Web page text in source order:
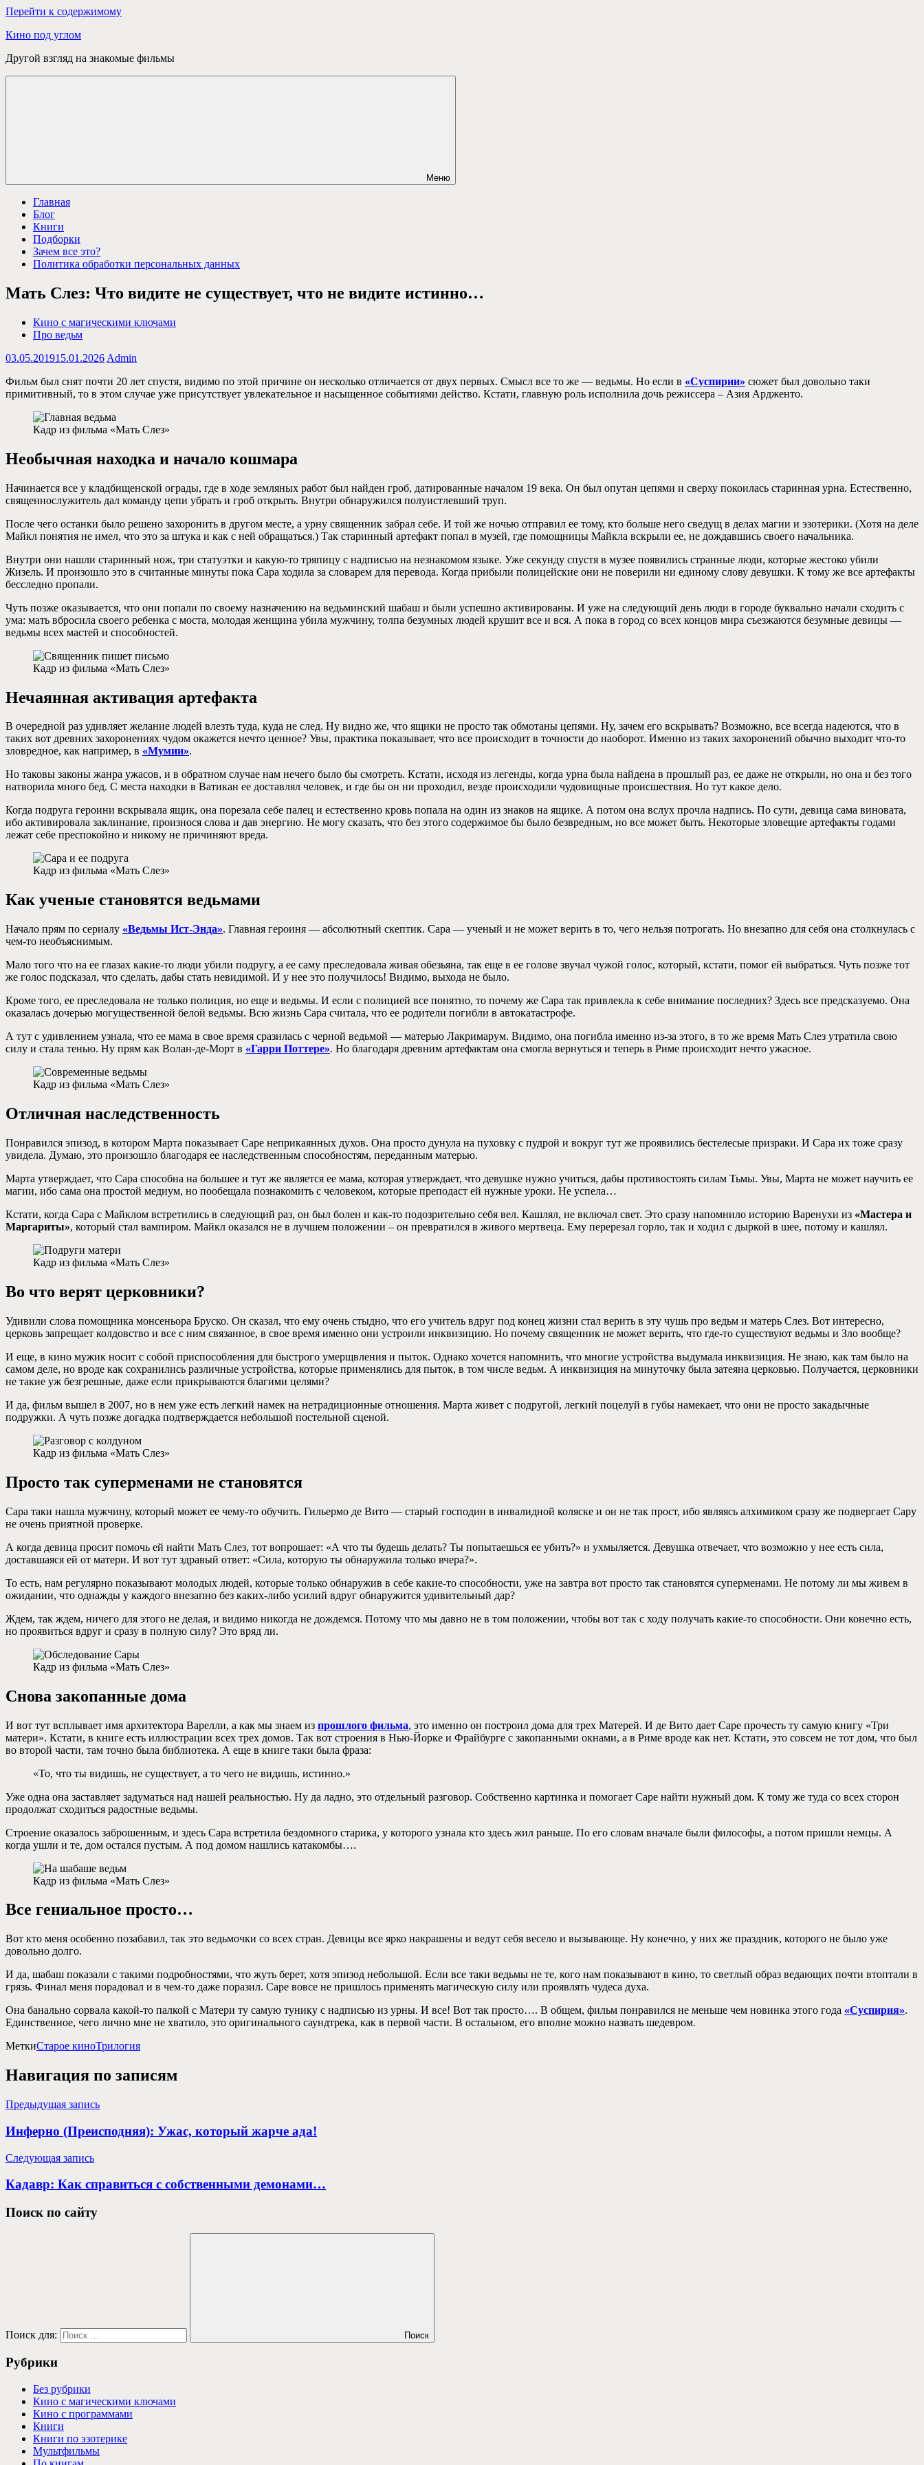
Перейти к содержимому
Кино под углом
Другой взгляд на знакомые фильмы
Меню
Главная
Блог
Книги
Подборки
Зачем все это?
Политика обработки персональных данных
Мать Слез: Что видите не существует, что не видите истинно…
Кино с магическими ключами
Про ведьм
03.05.201915.01.2026 Admin
Фильм был снят почти 20 лет спустя, видимо по этой причине он несколько отличается от двух первых. Смысл все то же — ведьмы. Но если в «Суспирии» сюжет был довольно таки
примитивный, то в этом случае уже присутствует увлекательное и насыщенное событиями действо. Кстати, главную роль исполнила дочь режиссера – Азия Ардженто.
Кадр из фильма «Мать Слез»
Необычная находка и начало кошмара
Начинается все у кладбищенской ограды, где в ходе земляных работ был найден гроб, датированные началом 19 века. Он был опутан цепями и сверху покоилась старинная урна. Естественно,
священнослужитель дал команду цепи убрать и гроб открыть. Внутри обнаружился полуистлевший труп.
После чего останки было решено захоронить в другом месте, а урну священник забрал себе. И той же ночью отправил ее тому, кто больше него сведущ в делах магии и эзотерики. (Хотя на деле
Майкл понятия не имел, что это за штука и как с ней обращаться.) Так старинный артефакт попал в музей, где помощницы Майкла вскрыли ее, не дождавшись своего начальника.
Внутри они нашли старинный нож, три статуэтки и какую-то тряпицу с надписью на незнакомом языке. Уже секунду спустя в музее появились странные люди, которые жестоко убили
Жизель. И произошло это в считанные минуты пока Сара ходила за словарем для перевода. Когда прибыли полицейские они не поверили ни единому слову девушки. К тому же все артефакты
бесследно пропали.
Чуть позже оказывается, что они попали по своему назначению на ведьминский шабаш и были успешно активированы. И уже на следующий день люди в городе буквально начали сходить с
ума: мать вбросила своего ребенка с моста, молодая женщина убила мужчину, толпа безумных людей крушит все и вся. А пока в город со всех концов мира съезжаются безумные девицы —
ведьмы всех мастей и способностей.
Кадр из фильма «Мать Слез»
Нечаянная активация артефакта
В очередной раз удивляет желание людей влезть туда, куда не след. Ну видно же, что ящики не просто так обмотаны цепями. Ну, зачем его вскрывать? Возможно, все всегда надеются, что в
таких вот древних захоронениях чудом окажется нечто ценное? Увы, практика показывает, что все происходит в точности до наоборот. Именно из таких захоронений обычно выходит что-то
зловредное, как например, в «Мумии».
Но таковы законы жанра ужасов, и в обратном случае нам нечего было бы смотреть. Кстати, исходя из легенды, когда урна была найдена в прошлый раз, ее даже не открыли, но она и без того
натворила много бед. С места находки в Ватикан ее доставлял человек, и где бы он ни проходил, везде происходили чудовищные происшествия. Но тут какое дело.
Когда подруга героини вскрывала ящик, она порезала себе палец и естественно кровь попала на один из знаков на ящике. А потом она вслух прочла надпись. По сути, девица сама виновата,
ибо активировала заклинание, произнося слова и дав энергию. Не могу сказать, что без этого содержимое бы было безвредным, но все может быть. Некоторые зловещие артефакты годами
лежат себе преспокойно и никому не причиняют вреда.
Кадр из фильма «Мать Слез»
Как ученые становятся ведьмами
Начало прям по сериалу «Ведьмы Ист-Энда». Главная героиня — абсолютный скептик. Сара — ученый и не может верить в то, чего нельзя потрогать. Но внезапно для себя она столкнулась с
чем-то необъяснимым.
Мало того что на ее глазах какие-то люди убили подругу, а ее саму преследовала живая обезьяна, так еще в ее голове звучал чужой голос, который, кстати, помог ей выбраться. Чуть позже тот
же голос подсказал, что сделать, дабы стать невидимой. И у нее это получилось! Видимо, выхода не было.
Кроме того, ее преследовала не только полиция, но еще и ведьмы. И если с полицией все понятно, то почему же Сара так привлекла к себе внимание последних? Здесь все предсказуемо. Она
оказалась дочерью могущественной белой ведьмы. Всю жизнь Сара считала, что ее родители погибли в автокатастрофе.
А тут с удивлением узнала, что ее мама в свое время сразилась с черной ведьмой — матерью Лакримарум. Видимо, она погибла именно из-за этого, в то же время Мать Слез утратила свою
силу и стала тенью. Ну прям как Волан-де-Морт в «Гарри Поттере». Но благодаря древним артефактам она смогла вернуться и теперь в Риме происходит нечто ужасное.
Кадр из фильма «Мать Слез»
Отличная наследственность
Понравился эпизод, в котором Марта показывает Саре неприкаянных духов. Она просто дунула на пуховку с пудрой и вокруг тут же проявились бестелесые призраки. И Сара их тоже сразу
увидела. Думаю, это произошло благодаря ее наследственным способностям, переданным матерью.
Марта утверждает, что Сара способна на большее и тут же является ее мама, которая утверждает, что девушке нужно учиться, дабы противостоять силам Тьмы. Увы, Марта не может научить ее
магии, ибо сама она простой медиум, но пообещала познакомить с человеком, которые преподаст ей нужные уроки. Не успела…
Кстати, когда Сара с Майклом встретились в следующий раз, он был болен и как-то подозрительно себя вел. Кашлял, не включал свет. Это сразу напомнило историю Варенухи из «Мастера и
Маргариты», который стал вампиром. Майкл оказался не в лучшем положении – он превратился в живого мертвеца. Ему перерезал горло, так и ходил с дыркой в шее, потому и кашлял.
Кадр из фильма «Мать Слез»
Во что верят церковники?
Удивили слова помощника монсеньора Бруско. Он сказал, что ему очень стыдно, что его учитель вдруг под конец жизни стал верить в эту чушь про ведьм и матерь Слез. Вот интересно,
церковь запрещает колдовство и все с ним связанное, в свое время именно они устроили инквизицию. Но почему священник не может верить, что где-то существуют ведьмы и Зло вообще?
И еще, в кино мужик носит с собой приспособления для быстрого умерщвления и пыток. Однако хочется напомнить, что многие устройства выдумала инквизиция. Не знаю, как там было на
самом деле, но вроде как сохранились различные устройства, которые применялись для пыток, в том числе ведьм. А инквизиция на минуточку была затеяна церковью. Получается, церковники
не такие уж безгрешные, даже если прикрываются благими целями?
И да, фильм вышел в 2007, но в нем уже есть легкий намек на нетрадиционные отношения. Марта живет с подругой, легкий поцелуй в губы намекает, что они не просто закадычные
подружки. А чуть позже догадка подтверждается небольшой постельной сценой.
Кадр из фильма «Мать Слез»
Просто так суперменами не становятся
Сара таки нашла мужчину, который может ее чему-то обучить. Гильермо де Вито — старый господин в инвалидной коляске и он не так прост, ибо являясь алхимиком сразу же подвергает Сару
не очень приятной проверке.
А когда девица просит помочь ей найти Мать Слез, тот вопрошает: «А что ты будешь делать? Ты попытаешься ее убить?» и ухмыляется. Девушка отвечает, что возможно у нее есть сила,
доставшаяся ей от матери. И вот тут здравый ответ: «Сила, которую ты обнаружила только вчера?».
То есть, нам регулярно показывают молодых людей, которые только обнаружив в себе какие-то способности, уже на завтра вот просто так становятся суперменами. Не потому ли мы живем в
ожидании, что однажды у каждого внезапно без каких-либо усилий вдруг обнаружится удивительный дар?
Ждем, так ждем, ничего для этого не делая, и видимо никогда не дождемся. Потому что мы давно не в том положении, чтобы вот так с ходу получать какие-то способности. Они конечно есть,
но проявиться вдруг и сразу в полную силу? Это вряд ли.
Кадр из фильма «Мать Слез»
Снова закопанные дома
И вот тут всплывает имя архитектора Варелли, а как мы знаем из прошлого фильма, это именно он построил дома для трех Матерей. И де Вито дает Саре прочесть ту самую книгу «Три
матери». Кстати, в книге есть иллюстрации всех трех домов. Так вот строения в Нью-Йорке и Фрайбурге с закопанными окнами, а в Риме вроде как нет. Кстати, это совсем не тот дом, что был
во второй части, там точно была библиотека. А еще в книге таки была фраза:
«То, что ты видишь, не существует, а то чего не видишь, истинно.»
Уже одна она заставляет задуматься над нашей реальностью. Ну да ладно, это отдельный разговор. Собственно картинка и помогает Саре найти нужный дом. К тому же туда со всех сторон
продолжат сходиться радостные ведьмы.
Строение оказалось заброшенным, и здесь Сара встретила бездомного старика, у которого узнала кто здесь жил раньше. По его словам вначале были философы, а потом пришли немцы. А
когда ушли и те, дом остался пустым. А под домом нашлись катакомбы….
Кадр из фильма «Мать Слез»
Все гениальное просто…
Вот кто меня особенно позабавил, так это ведьмочки со всех стран. Девицы все ярко накрашены и ведут себя весело и вызывающе. Ну конечно, у них же праздник, которого не было уже
довольно долго.
И да, шабаш показали с такими подробностями, что жуть берет, хотя эпизод небольшой. Если все таки ведьмы не те, кого нам показывают в кино, то светлый образ ведающих почти втоптали в
грязь. Финал меня порадовал и в чем-то даже поразил. Саре вовсе не пришлось применять магическую силу или проявлять чудеса духа.
Она банально сорвала какой-то палкой с Матери ту самую тунику с надписью из урны. И все! Вот так просто…. В общем, фильм понравился не меньше чем новинка этого года «Суспирия».
Единственное, чего лично мне не хватило, это оригинального саундтрека, как в первой части. В остальном, его вполне можно назвать шедевром.
МеткиСтарое киноТрилогия
Навигация по записям
Предыдущая запись
Инферно (Преисподняя): Ужас, который жарче ада!
Следующая запись
Кадавр: Как справиться с собственными демонами…
Поиск по сайту
Поиск для: Поиск
Рубрики
Без рубрики
Кино с магическими ключами
Кино с программами
Книги
Книги по эзотерике
Мультфильмы